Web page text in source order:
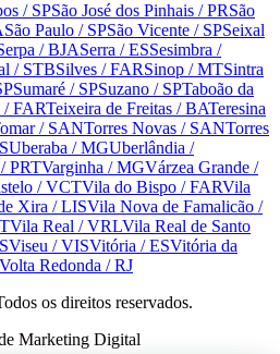
/ SPSão José dos Pinhais / PRSão
São Paulo / SPSão Vicente / SPSeixal
/ BJASerra / ESSesimbra /
/ STBSilves / FARSinop / MTSintra
Sumaré / SPSuzano / SPTaboão da
/ FARTeixeira de Freitas / BATeresina
/ SANTorres Novas / SANTorres
Uberaba / MGUberlândia /
/ PRTVarginha / MGVárzea Grande /
/ VCTVila do Bispo / FARVila
Xira / LISVila Nova de Famalicão /
Vila Real / VRLVila Real de Santo
Viseu / VISVitória / ESVitória da
Volta Redonda / RJ
os direitos reservados.
Marketing Digital